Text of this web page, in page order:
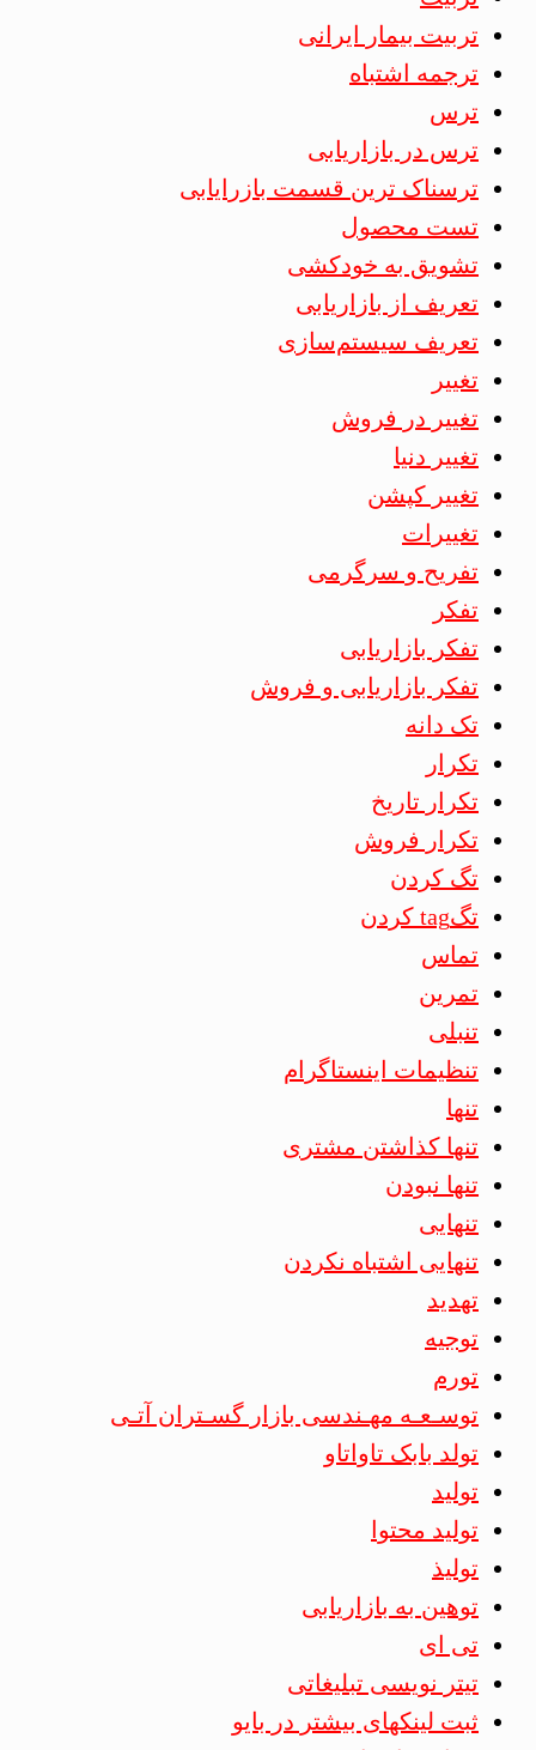
تربیت بیمار ایرانی
ترجمه اشتباه
ترس
ترس در بازاریابی
ترسناک ترین قسمت بازرایابی
تست محصول
تشویق به خودکشی
تعریف از بازاریابی
تعریف سیستم‌سازی
تغییر
تغییر در فروش
تغییر دنیا
تغییر کپشن
تغییرات
تفریح و سرگرمی
تفکر
تفکر بازاریابی
تفکر بازاریابی و فروش
تک دانه
تکرار
تکرار تاریخ
تکرار فروش
تگ کردن
تگtag کردن
تماس
تمرین
تنبلی
تنظیمات اینستاگرام
تنها
تنها کذاشتن مشتری
تنها نبودن
تنهایی
تنهایی اشتباه نکردن
تهدید
توجیه
تورم
توسـعـه مهـندسی بازار گسـتران آتـی
تولد بابک تاواتاو
تولید
تولید محتوا
تولیذ
توهین به بازاریابی
تی ای
تیتر نویسی تبلیغاتی
ثبت لینکهای بیشتر در بایو